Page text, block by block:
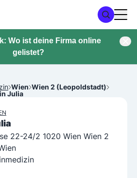
Wo ist deine Firma online
gelistet?
Wien Wien 2 (Leopoldstadt)
Julia
22-24/2 1020 Wien Wien 2